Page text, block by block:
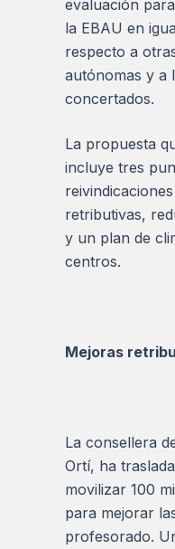
evaluación
la EBAU en
respecto a
autónomas y a
concertados.
La propuesta
incluye tres
retributivas,
y un plan de
centros.
Mejoras
La consellera
Ortí, ha
movilizar 100
para mejorar
profesorado.